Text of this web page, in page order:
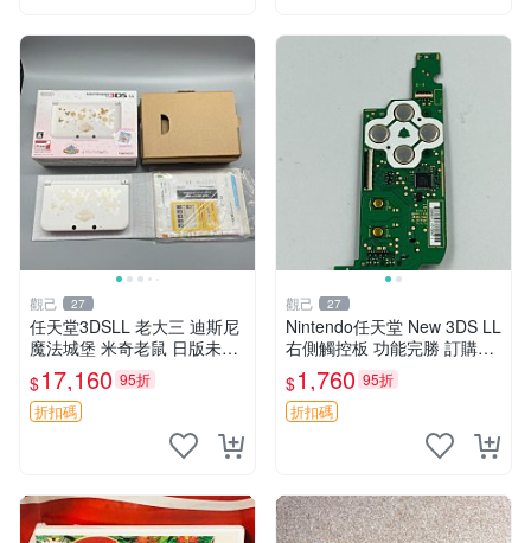
觀己 27
任天堂3DSLL 老大三 迪斯尼
魔法城堡 米奇老鼠 日版未開
箱 新C面換修 功能正常 黑金
配色 3DSLL 迪斯尼 米奇
$17,160 95折
折扣碼
觀己 27
Nintendo任天堂 New 3DS LL
右側觸控板 功能完勝 訂購推
薦 電子遊戲掌機 電腦隨身玩
內存嚴選
$1,760 95折
折扣碼